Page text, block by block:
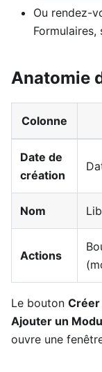
Ou rendez-
Anatomie
Colonne
Date de
création
Nom
Actions
Le bouton Créer
Ajouter un
ouvre une